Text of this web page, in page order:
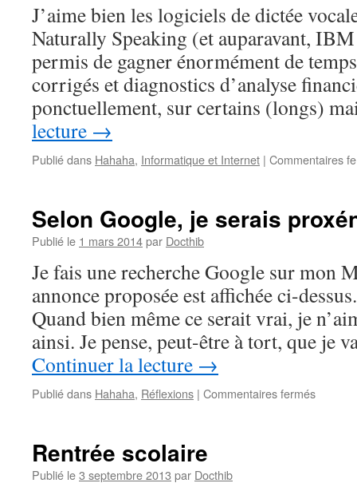
J’aime bien les logiciels de dictée
Naturally Speaking (et auparavant,
permis de gagner énormément de
corrigés et diagnostics d’analyse
ponctuellement, sur certains (longs)
lecture →
Publié dans Hahaha, Informatique et Internet | Commentaires
Selon Google, je serais
Publié le 1 mars 2014par Docthib
Je fais une recherche Google sur mon
annonce proposée est affichée ci-
Quand bien même ce serait vrai, je
ainsi. Je pense, peut-être à tort, que je
Continuer la lecture →
Publié dans Hahaha, Réflexions | Commentaires ferméssur
Rentrée scolaire
Publié le3 septembre 2013 par Docthib